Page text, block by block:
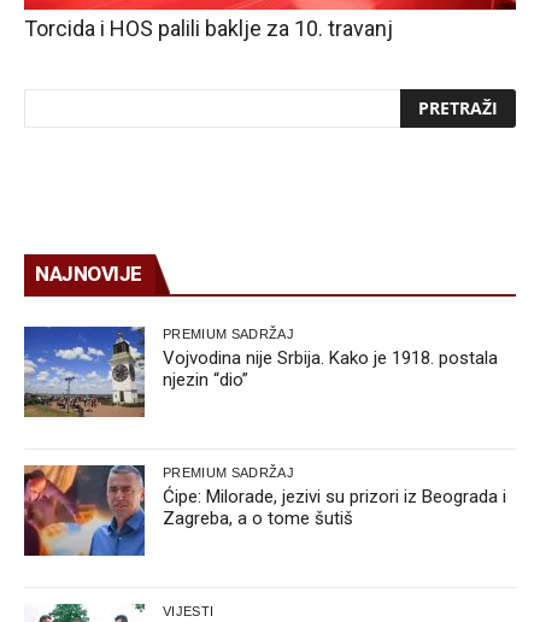
Torcida i HOS palili baklje za 10. travanj
NAJNOVIJE
PREMIUM SADRŽAJ
Vojvodina nije Srbija. Kako je 1918. postala
njezin “dio”
PREMIUM SADRŽAJ
Ćipe: Milorade, jezivi su prizori iz Beograda i
Zagreba, a o tome šutiš
VIJESTI